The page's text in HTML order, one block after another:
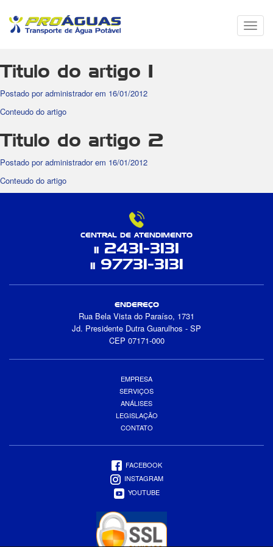
Menu
de
Titulo do artigo 1
Postado por administrador em 16/01/2012
Conteudo do artigo
Titulo do artigo 2
Postado por administrador em 16/01/2012
Conteudo do artigo
CENTRAL DE ATENDIMENTO
11 2431-3131
1197731-3131
ENDEREÇO
Rua Bela Vista do Paraíso, 1731
Jd. Presidente Dutra Guarulhos - SP
CEP 07171-000
EMPRESA
SERVIÇOS
ANÁLISES
LEGISLAÇÃO
CONTATO
FACEBOOK
INSTAGRAM
YOUTUBE